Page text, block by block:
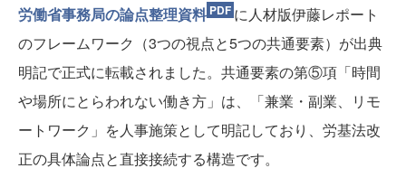
労働省事務局の論点整理資料
に人材版伊藤レポート
のフレームワーク（3つの視点と5つの共通要素）が出典
明記で正式に転載されました。共通要素の第⑤項「時間
や場所にとらわれない働き方」は、「兼業・副業、リモ
ートワーク」を人事施策として明記しており、労基法改
正の具体論点と直接接続する構造です。